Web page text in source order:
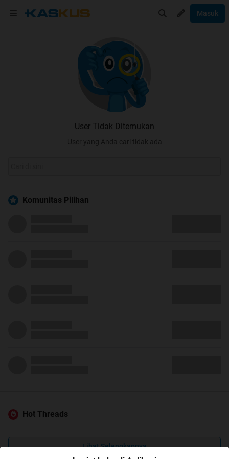
Masuk
User Tidak Ditemukan
User yang Anda cari tidak ada
Komunitas Pilihan
Hot Threads
Lihat Selengkapnya